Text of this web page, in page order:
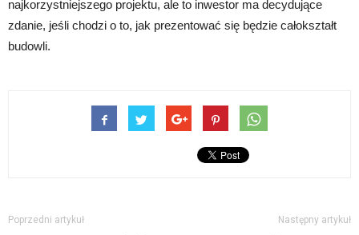
najkorzystniejszego projektu, ale to inwestor ma decydujące
zdanie, jeśli chodzi o to, jak prezentować się będzie całokształt
budowli.
Poprzedni artykuł Następny artykuł